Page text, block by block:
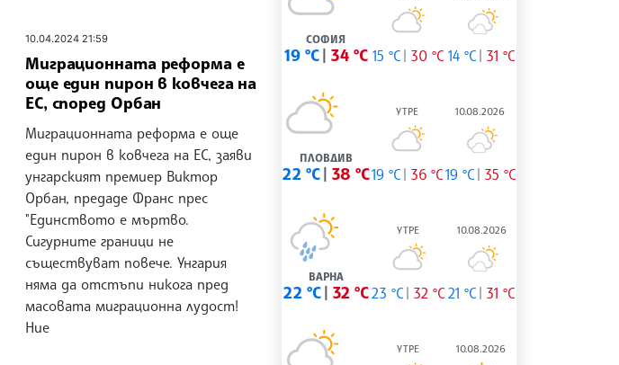
10.04.2024 21:59
Миграционната реформа е
още един пирон в ковчега на
ЕС, според Орбан
Миграционната реформа е още
един пирон в ковчега на ЕС, заяви
унгарският премиер Виктор
Орбан, предаде Франс прес
"Единството е мъртво.
Сигурните граници не
съществуват повече. Унгария
няма да отстъпи никога пред
масовата миграционна лудост!
Ние
СОФИЯ
19 °C 34 °C 15 °C 30 °C 14 °C 31 °C
ПЛОВДИВ
22 °C 38 °C
УТРЕ
19 °C 36 °C
10.08.2026
19 °C 35 °C
ВАРНА
22 °C 32 °C
УТРЕ
23 °C 32 °C
10.08.2026
21 °C 31 °C
УТРЕ 10.08.2026